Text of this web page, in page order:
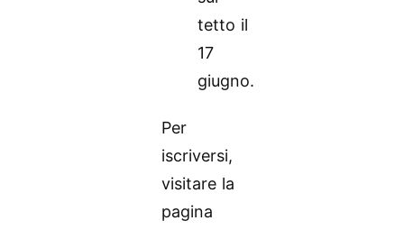
tetto il
17
giugno.
Per
iscriversi,
visitare la
pagina